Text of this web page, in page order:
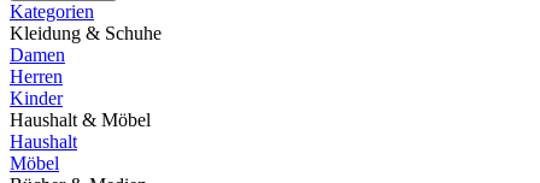
Kategorien
Kleidung & Schuhe
Damen
Herren
Kinder
Haushalt & Möbel
Haushalt
Möbel